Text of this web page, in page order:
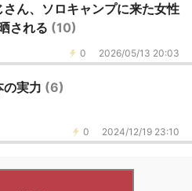
さん、ソロキャンプに来た女性
される (10)
0 2026/05/13 20:03
の実力 (6)
0 2024/12/19 23:10